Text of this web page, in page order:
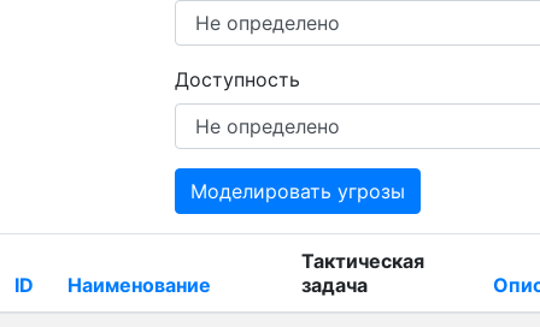
Доступность
Моделировать угрозы
ID Наименование
Тактическая
задача